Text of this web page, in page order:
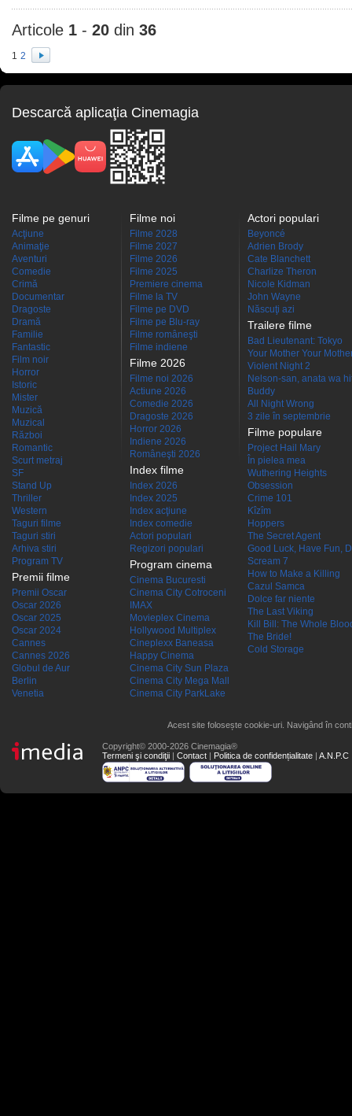
Articole 1 - 20 din 36
1 2
Descarcă aplicaţia Cinemagia
Filme pe genuri
Acţiune
Animaţie
Aventuri
Comedie
Crimă
Documentar
Dragoste
Dramă
Familie
Fantastic
Film noir
Horror
Istoric
Mister
Muzică
Muzical
Război
Romantic
Scurt metraj
SF
Stand Up
Thriller
Western
Taguri filme
Taguri stiri
Arhiva stiri
Program TV
Premii filme
Premii Oscar
Oscar 2026
Oscar 2025
Oscar 2024
Cannes
Cannes 2026
Globul de Aur
Berlin
Venetia
Filme noi
Filme 2028
Filme 2027
Filme 2026
Filme 2025
Premiere cinema
Filme la TV
Filme pe DVD
Filme pe Blu-ray
Filme româneşti
Filme indiene
Filme 2026
Filme noi 2026
Actiune 2026
Comedie 2026
Dragoste 2026
Horror 2026
Indiene 2026
Româneşti 2026
Index filme
Index 2026
Index 2025
Index acţiune
Index comedie
Actori populari
Regizori populari
Program cinema
Cinema Bucuresti
Cinema City Cotroceni
IMAX
Movieplex Cinema
Hollywood Multiplex
Cineplexx Baneasa
Happy Cinema
Cinema City Sun Plaza
Cinema City Mega Mall
Cinema City ParkLake
Actori populari
Beyoncé
Adrien Brody
Cate Blanchett
Charlize Theron
Nicole Kidman
John Wayne
Născuţi azi
Trailere filme
Bad Lieutenant: Tokyo
Your Mother Your
Violent Night 2
Nelson-san, anata wa
Buddy
All Night Wrong
3 zile în septembrie
Filme populare
Project Hail Mary
În pielea mea
Wuthering Heights
Obsession
Crime 101
Kîzîm
Hoppers
The Secret Agent
Good Luck, Have Fun,
Scream 7
How to Make a Killing
Cazul Samca
Dolce far niente
The Last Viking
Kill Bill: The Whole
The Bride!
Cold Storage
Acest site folosește cookie-uri. Navigând în
Copyright© 2000-2026 Cinemagia®
Termeni şi condiţii | Contact | Politica de confidențialitate | A.N.P.C